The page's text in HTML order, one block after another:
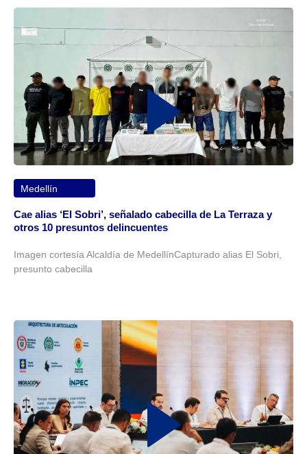
Medellín
Cae alias ‘El Sobri’, señalado cabecilla de La Terraza y
otros 10 presuntos delincuentes
Imagen cortesía Alcaldía de MedellínCapturado alias El Sobri,
presunto cabecilla